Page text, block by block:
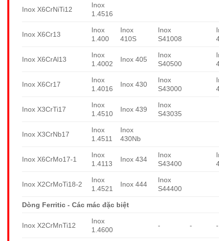
Inox X6CrNiTi12
Inox
1.4516
Inox X6Cr13
Inox
1.400
Inox
410S
Inox
S41008
Inox X6CrAl13
Inox
1.4002
Inox 405
Inox
S40500
Inox X6Cr17
Inox
1.4016
Inox 430
Inox
S43000
Inox X3CrTi17
Inox
1.4510
Inox 439
Inox
S43035
Inox X3CrNb17
Inox
1.4511
Inox
430Nb
Inox X6CrMo17-1
Inox
1.4113
Inox 434
Inox
S43400
Inox X2CrMoTi18-2
Inox
1.4521
Inox 444
Inox
S44400
Dòng Ferritic - Các mác đặc biệt
Inox X2CrMnTi12
Inox
1.4600
- - -